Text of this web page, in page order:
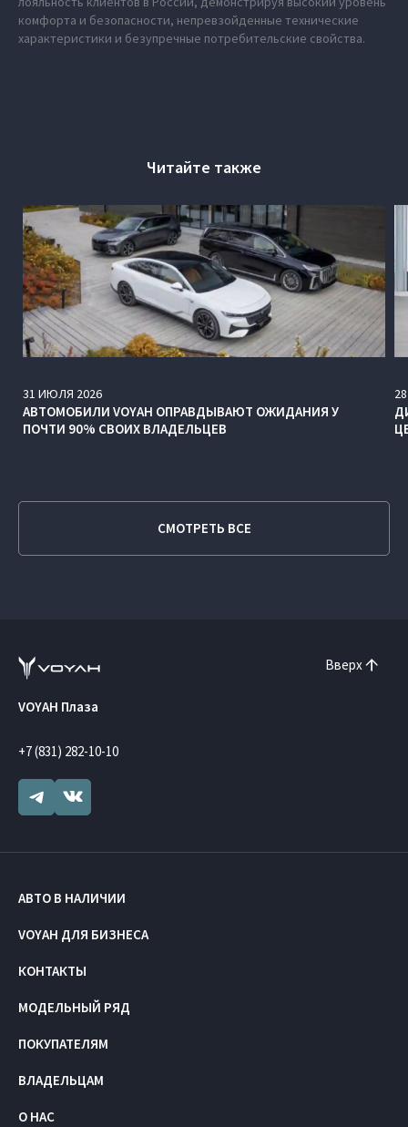
комфорта и безопасности, непревзойденные технические
характеристики и безупречные потребительские свойства.
Читайте также
31 ИЮЛЯ 2026
АВТОМОБИЛИ VOYAH ОПРАВДЫВАЮТ ОЖИДАНИЯ У
ПОЧТИ 90% СВОИХ ВЛАДЕЛЬЦЕВ
28
СМОТРЕТЬ ВСЕ
Вверх
VOYAH Плаза
+7 (831) 282-10-10
АВТО В НАЛИЧИИ
VOYAH ДЛЯ БИЗНЕСА
КОНТАКТЫ
МОДЕЛЬНЫЙ РЯД
ПОКУПАТЕЛЯМ
ВЛАДЕЛЬЦАМ
О НАС